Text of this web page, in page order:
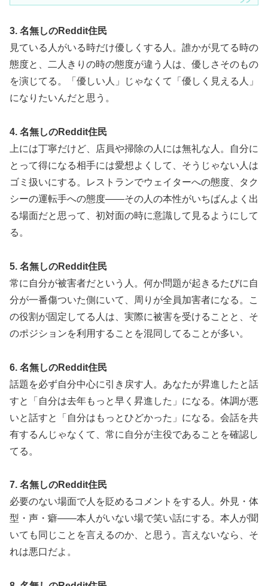
3. 名無しのReddit住民
見ている人がいる時だけ優しくする人。誰かが見てる時の
態度と、二人きりの時の態度が違う人は、優しさそのもの
を演じてる。「優しい人」じゃなくて「優しく見える人」
になりたいんだと思う。
4. 名無しのReddit住民
上には丁寧だけど、店員や掃除の人には無礼な人。自分に
とって得になる相手には愛想よくして、そうじゃない人は
ゴミ扱いにする。レストランでウェイターへの態度、タク
シーの運転手への態度——その人の本性がいちばんよく出
る場面だと思って、初対面の時に意識して見るようにして
る。
5. 名無しのReddit住民
常に自分が被害者だという人。何か問題が起きるたびに自
分が一番傷ついた側にいて、周りが全員加害者になる。こ
の役割が固定してる人は、実際に被害を受けることと、そ
のポジションを利用することを混同してることが多い。
6. 名無しのReddit住民
話題を必ず自分中心に引き戻す人。あなたが昇進したと話
すと「自分は去年もっと早く昇進した」になる。体調が悪
いと話すと「自分はもっとひどかった」になる。会話を共
有するんじゃなくて、常に自分が主役であることを確認し
てる。
7. 名無しのReddit住民
必要のない場面で人を貶めるコメントをする人。外見・体
型・声・癖——本人がいない場で笑い話にする。本人が聞
いても同じことを言えるのか、と思う。言えないなら、そ
れは悪口だよ。